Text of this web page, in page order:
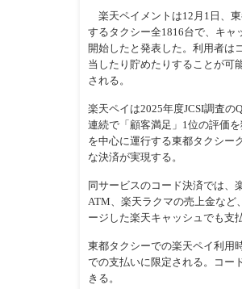
楽天ペイメントは12月1日、
するタクシー全1816台で、キャ
開始したと発表した。利用者は
当したり貯めたりすることが可
される。
楽天ペイは2025年度JCSI調査
連続で「顧客満足」1位の評価
を中心に運行する東都タクシー
な決済が実現する。
同サービスのコード決済では、
ATM、楽天ラクマの売上金など
ージした楽天キャッシュでも支
東都タクシーでの楽天ペイ利用
での支払いに限定される。コー
きる。